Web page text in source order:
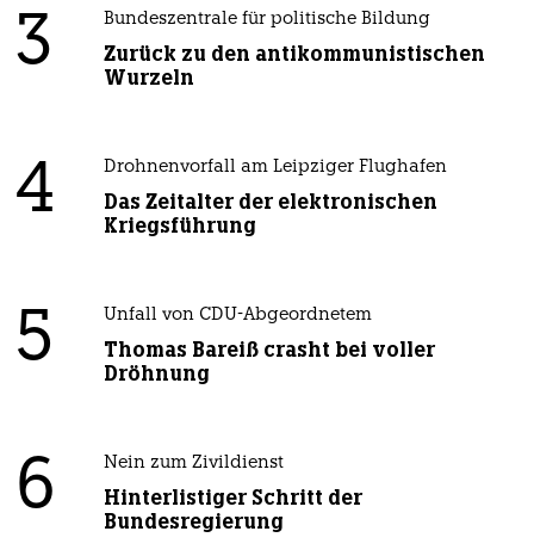
3 Bundeszentrale für politische Bildung
Zurück zu den antikommunistischen
Wurzeln
4 Drohnenvorfall am Leipziger Flughafen
Das Zeitalter der elektronischen
Kriegsführung
5 Unfall von CDU-Abgeordnetem
Thomas Bareiß crasht bei voller
Dröhnung
6 Nein zum Zivildienst
Hinterlistiger Schritt der
Bundesregierung